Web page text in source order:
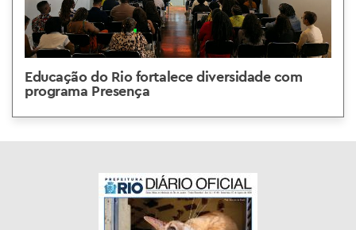
Educação do Rio fortalece diversidade com
programa Presença